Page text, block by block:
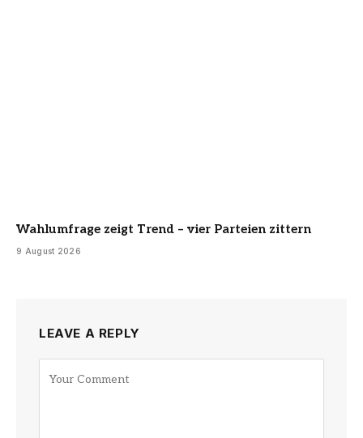
Wahlumfrage zeigt Trend – vier Parteien zittern
9 August 2026
LEAVE A REPLY